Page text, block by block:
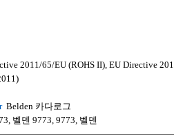
2011/65/EU (ROHS II), EU Directive
Belden 카다로그
벨덴 9773, 9773, 벨덴